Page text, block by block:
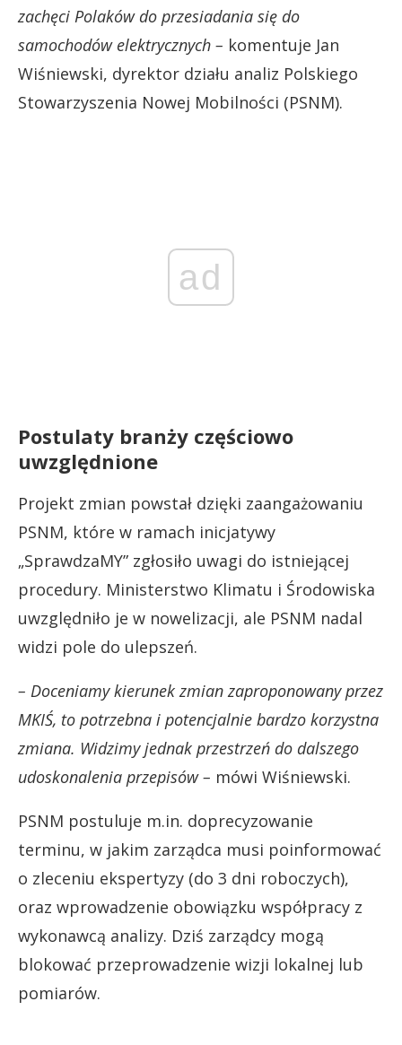
zachęci Polaków do przesiadania się do
samochodów elektrycznych – komentuje Jan
Wiśniewski, dyrektor działu analiz Polskiego
Stowarzyszenia Nowej Mobilności (PSNM).
ad
Postulaty branży częściowo
uwzględnione
Projekt zmian powstał dzięki zaangażowaniu
PSNM, które w ramach inicjatywy
„SprawdzaMY” zgłosiło uwagi do istniejącej
procedury. Ministerstwo Klimatu i Środowiska
uwzględniło je w nowelizacji, ale PSNM nadal
widzi pole do ulepszeń.
– Doceniamy kierunek zmian zaproponowany przez
MKIŚ, to potrzebna i potencjalnie bardzo korzystna
zmiana. Widzimy jednak przestrzeń do dalszego
udoskonalenia przepisów – mówi Wiśniewski.
PSNM postuluje m.in. doprecyzowanie
terminu, w jakim zarządca musi poinformować
o zleceniu ekspertyzy (do 3 dni roboczych),
oraz wprowadzenie obowiązku współpracy z
wykonawcą analizy. Dziś zarządcy mogą
blokować przeprowadzenie wizji lokalnej lub
pomiarów.